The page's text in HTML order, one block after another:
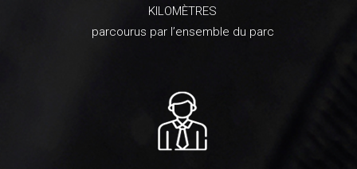
KILOMÈTRES
parcourus par l’ensemble du parc